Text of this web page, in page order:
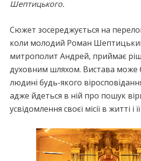
Шептицького.
Сюжет зосереджується на
коли молодий Роман
митрополит Андрей, приймає
духовним шляхом. Вистава може
людині будь-якого
адже йдеться в ній про пошук
усвідомлення своєї місії в житті і